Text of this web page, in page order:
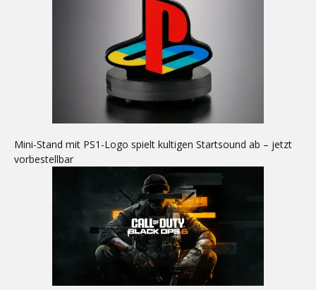
Mini-Stand mit PS1-Logo spielt kultigen Startsound ab – jetzt
vorbestellbar